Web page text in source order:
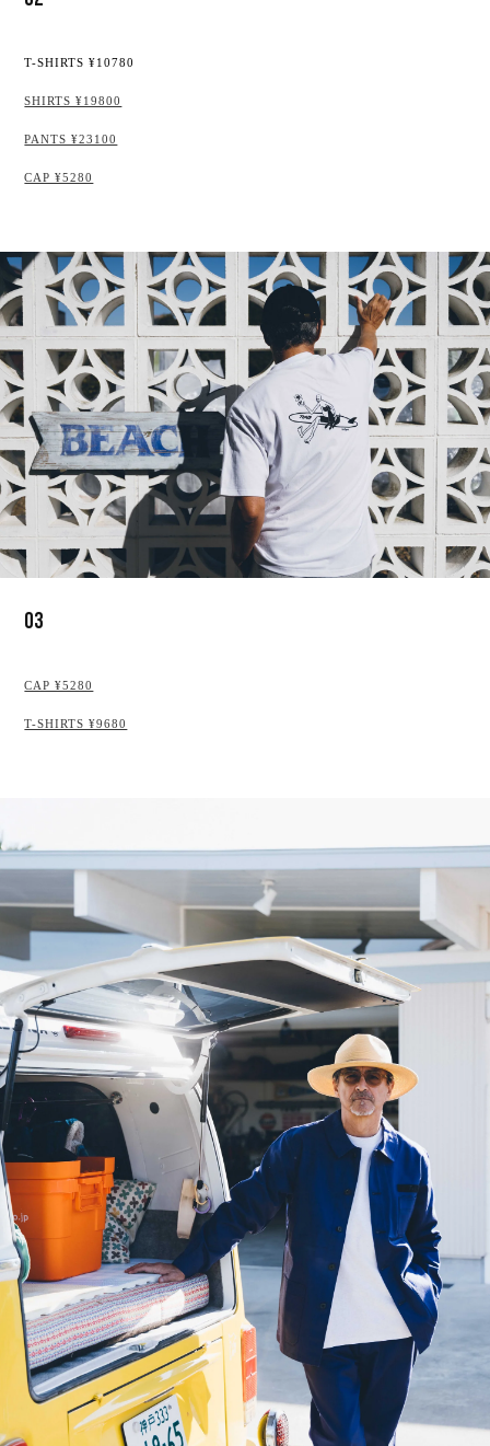
T-SHIRTS ¥10780
SHIRTS ¥19800
PANTS ¥23100
CAP ¥5280
03
CAP ¥5280
T-SHIRTS ¥9680